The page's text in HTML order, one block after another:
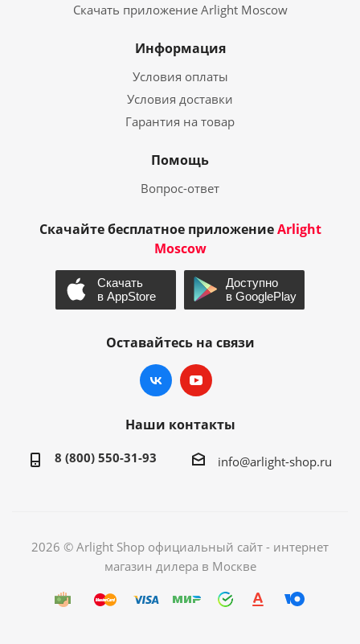
Скачать приложение Arlight Moscow
Информация
Условия оплаты
Условия доставки
Гарантия на товар
Помощь
Вопрос-ответ
Скачайте бесплатное приложениеArlight
Moscow
Оставайтесь на связи
Наши контакты
8 (800) 550-31-93 info@arlight-shop.ru
2026 © Arlight Shop официальный сайт - интернет
магазин дилера в Москве